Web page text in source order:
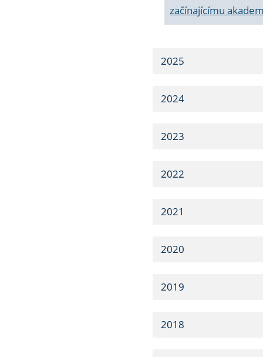
začínajícímu
2025
2024
2023
2022
2021
2020
2019
2018